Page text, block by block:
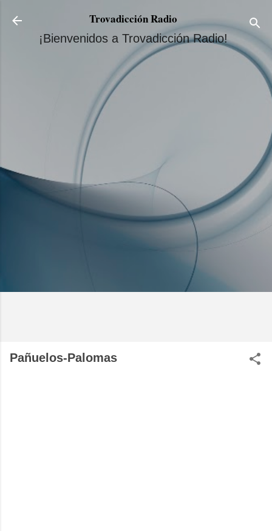
Ir al contenido principal
Trovadicción Radio
¡Bienvenidos a Trovadicción Radio!
Pañuelos-Palomas